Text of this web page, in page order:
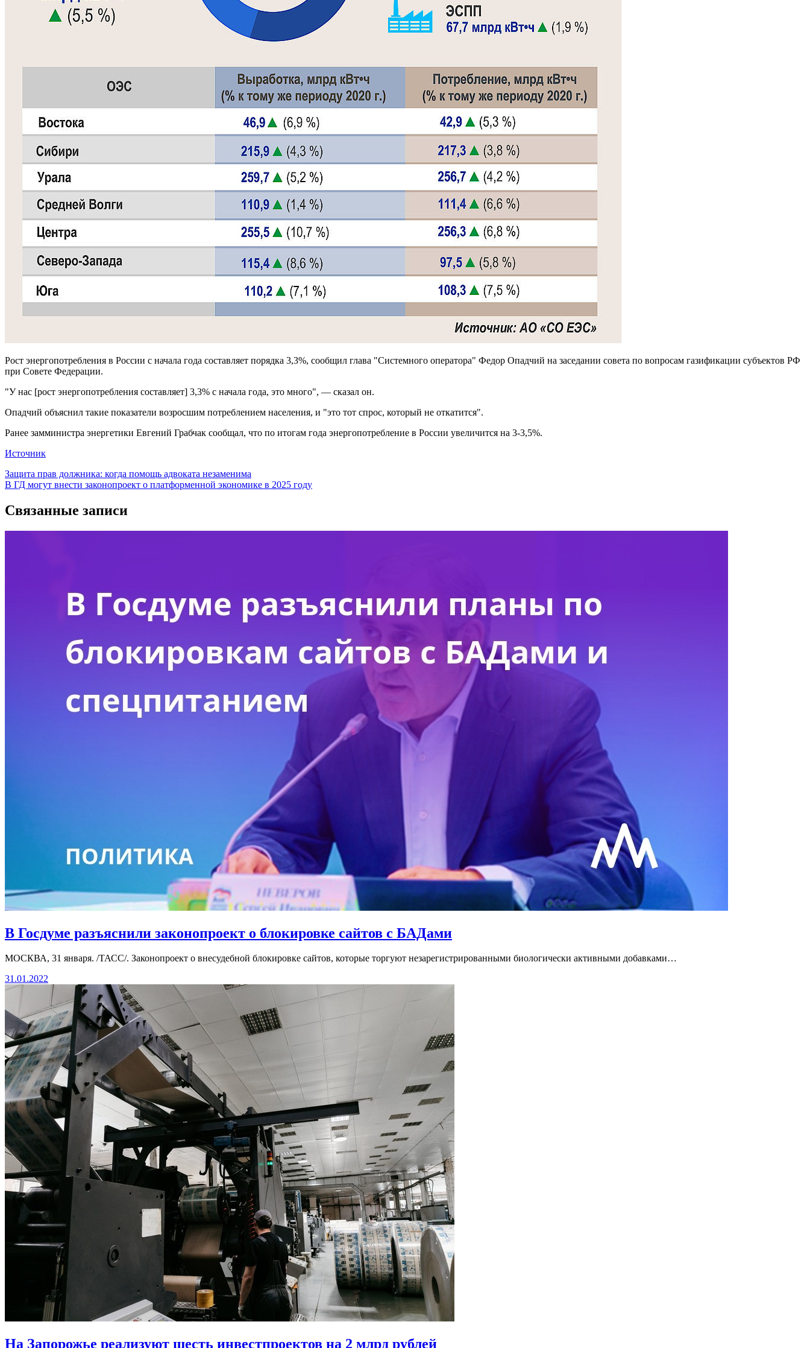
Рост энергопотребления в России с начала года составляет порядка 3,3%, сообщил глава "Системного оператора" Федор Опадчий на заседании совета по вопросам газификации субъектов РФ
при Совете Федерации.
"У нас [рост энергопотребления составляет] 3,3% с начала года, это много", — сказал он.
Опадчий объяснил такие показатели возросшим потреблением населения, и "это тот спрос, который не откатится".
Ранее замминистра энергетики Евгений Грабчак сообщал, что по итогам года энергопотребление в России увеличится на 3-3,5%.
Источник
Навигация
по
записям
Защита прав должника: когда помощь адвоката незаменима
В ГД могут внести законопроект о платформенной экономике в 2025 году
Связанные записи
В Госдуме разъяснили законопроект о блокировке сайтов с БАДами
МОСКВА, 31 января. /ТАСС/. Законопроект о внесудебной блокировке сайтов, которые торгуют незарегистрированными биологически активными добавками…
31.01.2022
На Запорожье реализуют шесть инвестпроектов на 2 млрд рублей